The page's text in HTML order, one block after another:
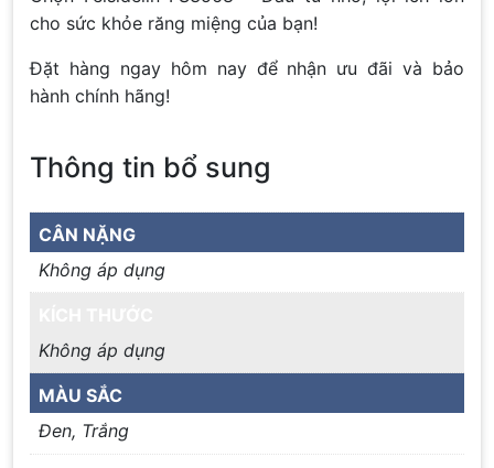
cho sức khỏe răng miệng của bạn!
Đặt hàng ngay hôm nay để nhận ưu đãi và bảo
hành chính hãng!
Thông tin bổ sung
CÂN NẶNG
Không áp dụng
Không áp dụng
MÀU SẮC
Đen, Trắng